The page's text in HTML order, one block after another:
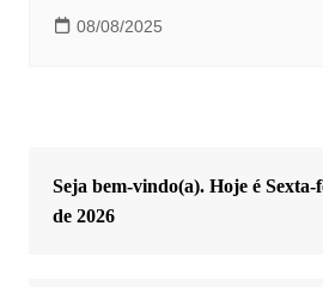
08/08/2025
Seja bem-vindo(a). Hoje é Sexta-
de 2026